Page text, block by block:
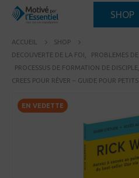
SHOP
ACCUEIL
SHOP
DECOUVERTE DE LA FOI
PROBLEMES DE
PROCESSUS DE FORMATION DE DISCIPLE
CREES POUR RÊVER – GUIDE POUR
EN VEDETTE